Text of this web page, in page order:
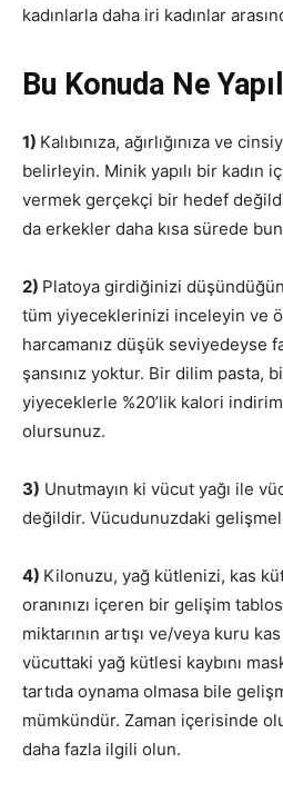
kadınlarla daha iri kadınlar
Bu Konuda Ne
1) Kalıbınıza, ağırlığınıza ve
belirleyin. Minik yapılı bir kadın
vermek gerçekçi bir hedef
da erkekler daha kısa sürede
2) Platoya girdiğinizi
tüm yiyeceklerinizi inceleyin ve
harcamanız düşük seviyedeyse
şansınız yoktur. Bir dilim pasta,
yiyeceklerle %20’lik kalori
olursunuz.
3) Unutmayın ki vücut yağı ile
değildir. Vücudunuzdaki
4) Kilonuzu, yağ kütlenizi, kas
oranınızı içeren bir gelişim
miktarının artışı ve/veya kuru
vücuttaki yağ kütlesi kaybını
tartıda oynama olmasa bile
mümkündür. Zaman içerisinde
daha fazla ilgili olun.